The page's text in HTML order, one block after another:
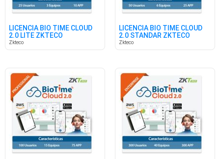
LICENCIA BIO TIME CLOUD
2.0 LITE ZKTECO
Zkteco
LICENCIA BIO TIME CLOUD
2.0 STANDAR ZKTECO
Zkteco